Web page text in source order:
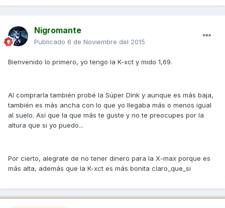
Nigromante
Publicado 6 de Noviembre del 2015
Bienvenido lo primero, yo tengo la K-xct y mido 1,69.
Al comprarla también probé la Súper Dink y aunque es más baja,
también es más ancha con lo que yo llegaba más o menos igual
al suelo. Así que la que más te guste y no te preocupes por la
altura que si yo puedo...
Por cierto, alegrate de no tener dinero para la X-max porque es
más alta, además que la K-xct es más bonita claro_que_si